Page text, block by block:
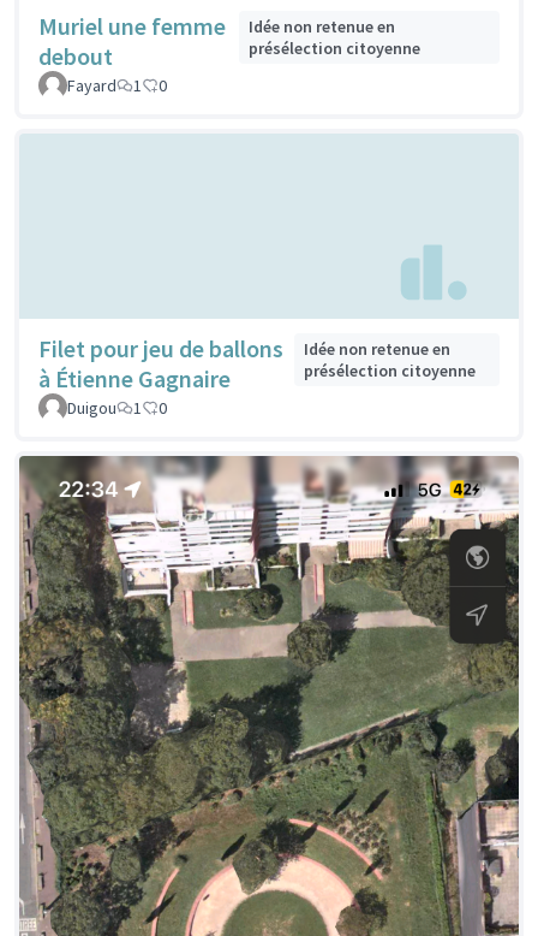
Muriel une femme
debout
Idée non retenue en
présélection citoyenne
Fayard
1 0
Filet pour jeu de ballons
à Étienne Gagnaire
Idée non retenue en
présélection citoyenne
Duigou
1 0